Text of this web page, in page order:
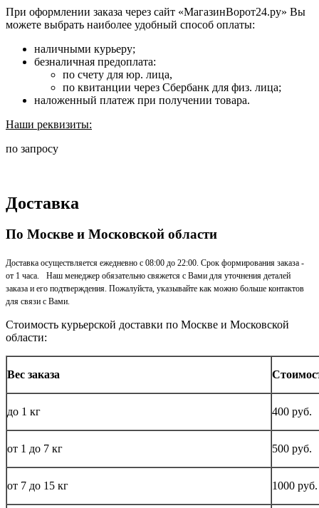
При оформлении заказа через сайт «МагазинВорот24.ру» Вы
можете выбрать наиболее удобный способ оплаты:
наличными курьеру;
безналичная предоплата:
по счету для юр. лица,
по квитанции через Сбербанк для физ. лица;
наложенный платеж при получении товара.
Наши реквизиты:
по запросу
Доставка
По Москве и Московской области
Доставка осуществляется ежедневно с 08:00 до 22:00. Срок формирования заказа -
от 1 часа. Наш менеджер обязательно свяжется с Вами для уточнения деталей
заказа и его подтверждения. Пожалуйста, указывайте как можно больше контактов
для связи с Вами.
Стоимость курьерской доставки по Москве и Московской
области:
Вес заказа
до 1 кг 400 руб.
от 1 до 7 кг 500 руб.
от 7 до 15 кг 1000 руб.